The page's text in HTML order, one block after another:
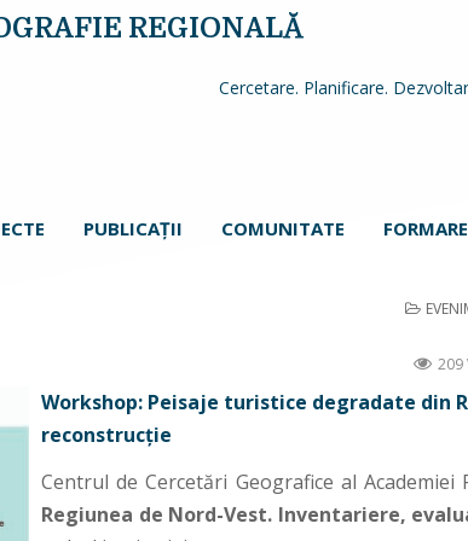
REGIONALĂ
Cercetare. Planificare.
PUBLICAŢII COMUNITATE FORMARE
209
Workshop: Peisaje turistice degradate din
reconstrucție
Centrul de Cercetări Geografice al
Regiunea de Nord-Vest. Inventariere,